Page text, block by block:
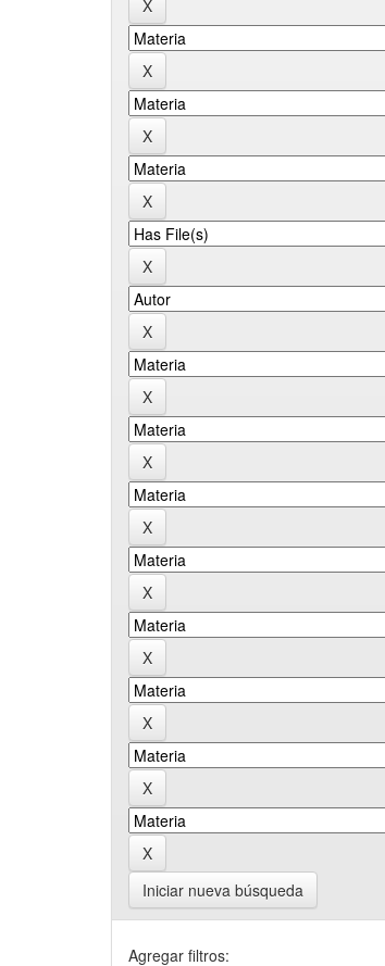
Iniciar nueva búsqueda
Agregar filtros: